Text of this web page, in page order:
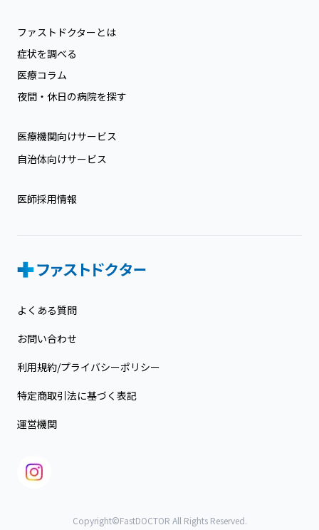
ファストドクターとは
症状を調べる
医療コラム
夜間・休日の病院を探す
医療機関向けサービス
自治体向けサービス
医師採用情報
よくある質問
お問い合わせ
利用規約/プライバシーポリシー
特定商取引法に基づく表記
運営機関
Copyright©FastDOCTOR All Rights Reserved.